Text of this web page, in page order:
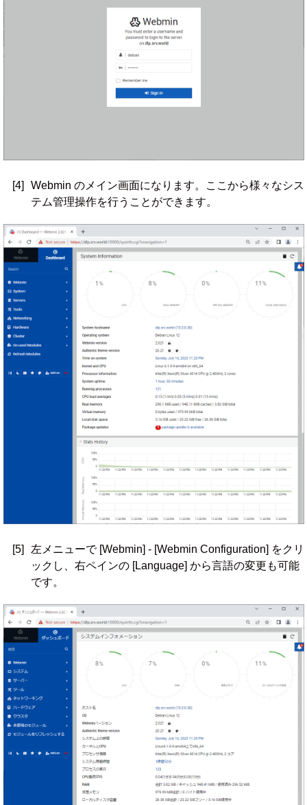
[4]
Webmin のメイン画面になります。ここから様々なシス
テム管理操作を行うことができます。
[5]
左メニューで [Webmin] - [Webmin Configuration] をクリ
ックし、右ペインの [Language] から言語の変更も可能
です。